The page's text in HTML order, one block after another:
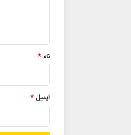
نام*
ایمیل*